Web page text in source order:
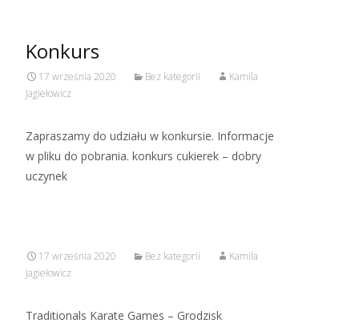
Konkurs
17 września 2020 Bez kategorii
Kamila
Jagiełowicz
Zapraszamy do udziału w konkursie. Informacje
w pliku do pobrania. konkurs cukierek – dobry
uczynek
17 września 2020 Bez kategorii
Kamila
Jagiełowicz
Traditionals Karate Games – Grodzisk